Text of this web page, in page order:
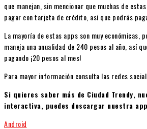
que manejan, sin mencionar que muchas de
pagar con tarjeta de crédito, así que podrás
La mayoría de estas apps son muy económicas,
maneja una anualidad de 240 pesos al año, así
pagando ¡20 pesos al mes!
Para mayor información consulta las redes
Si quieres saber más de Ciudad Trendy,
interactiva, puedes descargar nuestra
Android